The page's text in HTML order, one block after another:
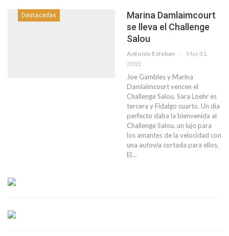
Destacadas
Marina Damlaimcourt
se lleva el Challenge
Salou
Antonio Esteban
May 31,
2015
Joe Gambles y Marina
Damlaimcourt vencen el
Challenge Salou. Sara Loehr es
tercera y Fidalgo cuarto. Un día
perfecto daba la bienvenida al
Challenge Salou, un lujo para
los amantes de la velocidad con
una autovía cortada para ellos.
El…